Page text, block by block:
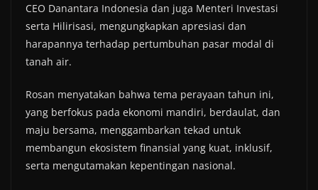
CEO Danantara Indonesia dan juga Menteri Investasi
serta Hilirisasi, mengungkapkan apresiasi dan
harapannya terhadap pertumbuhan pasar modal di
tanah air.
Rosan menyatakan bahwa tema perayaan tahun ini,
yang berfokus pada ekonomi mandiri, berdaulat, dan
maju bersama, menggambarkan tekad untuk
membangun ekosistem finansial yang kuat, inklusif,
serta mengutamakan kepentingan nasional.